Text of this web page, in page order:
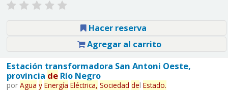
Hacer reserva
Agregar al carrito
Estación transformadora San Antoni Oeste,
provincia deRío Negro
por Agua y Energía Eléctrica, Sociedad del Estado.